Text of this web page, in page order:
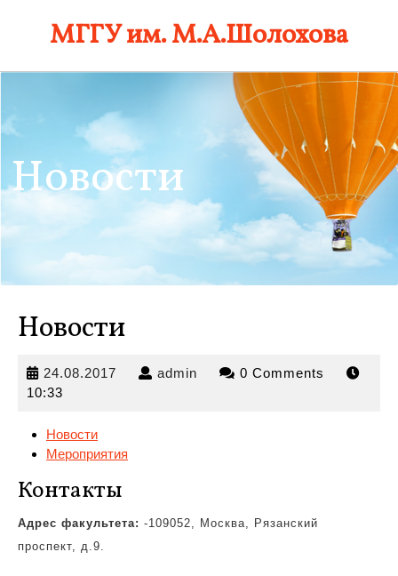
МГГУ им. М.А.Шолохова
Новости
Новости
24.08.2017 24.08.2017
admin admin 0 Comments
10:33
Новости
Мероприятия
Контакты
Адрес факультета: -109052, Москва, Рязанский
проспект, д.9.